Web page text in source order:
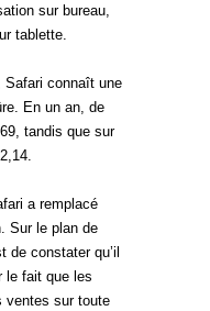
sur bureau,
tablette.
Safari connaît une
En un an, de
tandis que sur
a remplacé
Sur le plan de
de constater qu’il
le fait que les
ventes sur toute